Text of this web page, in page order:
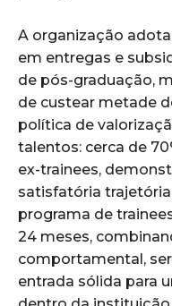
A organização
em entregas e
de pós-graduação,
de custear metade
política de
talentos: cerca de
ex-trainees,
satisfatória
programa de
24 meses,
comportamental,
entrada sólida para